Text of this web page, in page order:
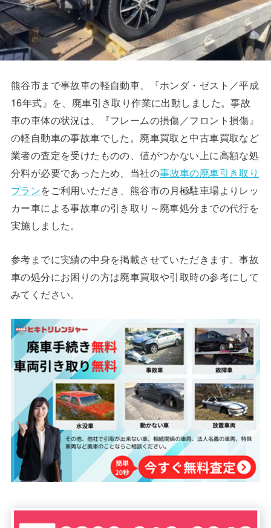
熊谷市まで事故車の軽自動車、『ホンダ・ゼスト／平成
16年式』を、廃車引き取り作業に出動しました。事故
車の車体の状況は、『フレームの損傷／フロント損傷』
の軽自動車の事故車でした。廃車買取と中古車買取など
業者の査定を受けたものの、値がつかない上に高額な処
分料が必要であったため、当社の事故車の廃車引き取り
プランをご利用いただき、熊谷市の月極駐車場よりレッ
カー車による事故車の引き取り～廃車処分までの代行を
実施しました。
参考までに実績の中身を掲載させていただきます。事故
車の処分にお困りの方は廃車買取や引取時の参考にして
みてください。